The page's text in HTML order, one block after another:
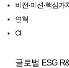
비전·미션·핵심가
연혁
CI
글로벌 ESG